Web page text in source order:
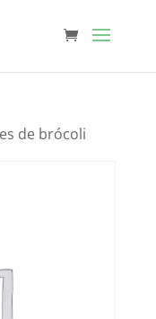
de brócoli